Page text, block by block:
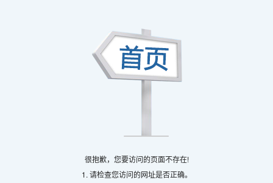
很抱歉，您要访问的页面不存在!
1. 请检查您访问的网址是否正确。